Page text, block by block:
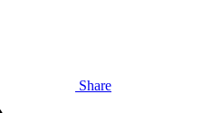
Share